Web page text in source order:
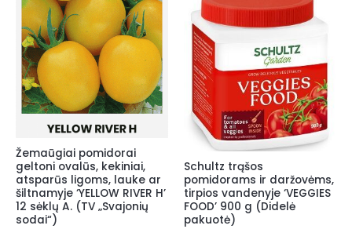
Žemaūgiai pomidorai
geltoni ovalūs, kekiniai,
atsparūs ligoms, lauke ar
šiltnamyje ‘YELLOW RIVER H’
12 sėklų A. (TV „Svajonių
sodai“)
Schultz trąšos
pomidorams ir daržovėms,
tirpios vandenyje ‘VEGGIES
FOOD’ 900 g (Didelė
pakuotė)